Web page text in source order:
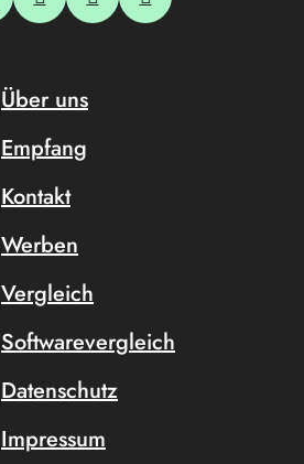
Über uns
Empfang
Kontakt
Werben
Vergleich
Softwarevergleich
Datenschutz
Impressum